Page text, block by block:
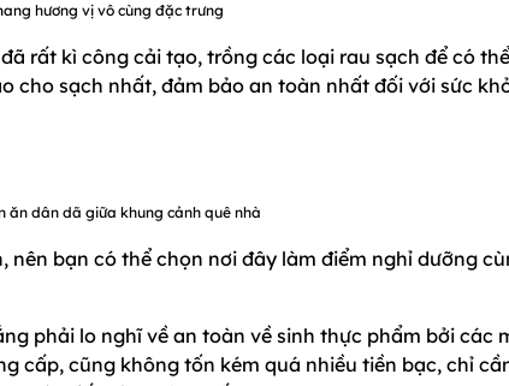
hương vị vô cùng đặc trưng
rất kì công cải tạo, trồng các loại rau sạch để có
cho sạch nhất, đảm bảo an toàn nhất đối với sức
ăn dân dã giữa khung cảnh quê nhà
nên bạn có thể chọn nơi đây làm điểm nghỉ dưỡng
phải lo nghĩ về an toàn về sinh thực phẩm bởi các
cấp, cũng không tốn kém quá nhiều tiền bạc, chỉ